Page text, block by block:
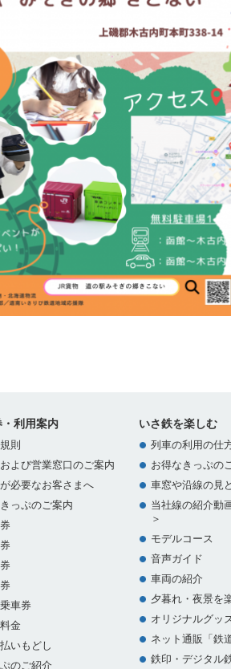
利用案内
則
よび営業窓口のご案内
必要なお客さまへ
っぷのご案内
車券
金
いもどし
のご紹介
いさ鉄を楽しむ
列車の利用の仕
お得なきっぷの
車窓や沿線の見
当社線の紹介動
＞
モデルコース
音声ガイド
車両の紹介
夕暮れ・夜景を
オリジナルグッ
ネット通販「鉄
鉄印・デジタル